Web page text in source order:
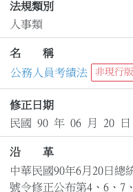
法規類別
人事類
名 稱
公務人員考績法
非現行
修正日期
民國 90 年 06 月 20 日
沿 革
中華民國90年6月20日總
號令修正公布第4、6、7